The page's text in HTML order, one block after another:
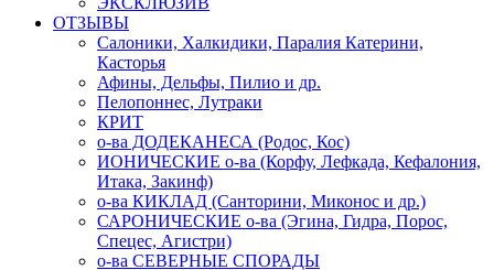
ОТЗЫВЫ
Салоники, Халкидики, Паралия Катерини,
Касторья
Афины, Дельфы, Пилио и др.
Пелопоннес, Лутраки
КРИТ
о-ва ДОДЕКАНЕСА (Родос, Кос)
ИОНИЧЕСКИЕ о-ва (Корфу, Лефкада, Кефалония,
Итака, Закинф)
о-ва КИКЛАД (Санторини, Миконос и др.)
САРОНИЧЕСКИЕ о-ва (Эгина, Гидра, Порос,
Спецес, Агистри)
о-ва СЕВЕРНЫЕ СПОРАДЫ